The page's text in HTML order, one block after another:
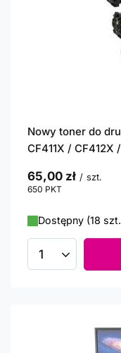
Nowy toner do
CF411X / CF412X
65,00 zł / szt.
650 PKT
Dostępny (18
Ilość produktów